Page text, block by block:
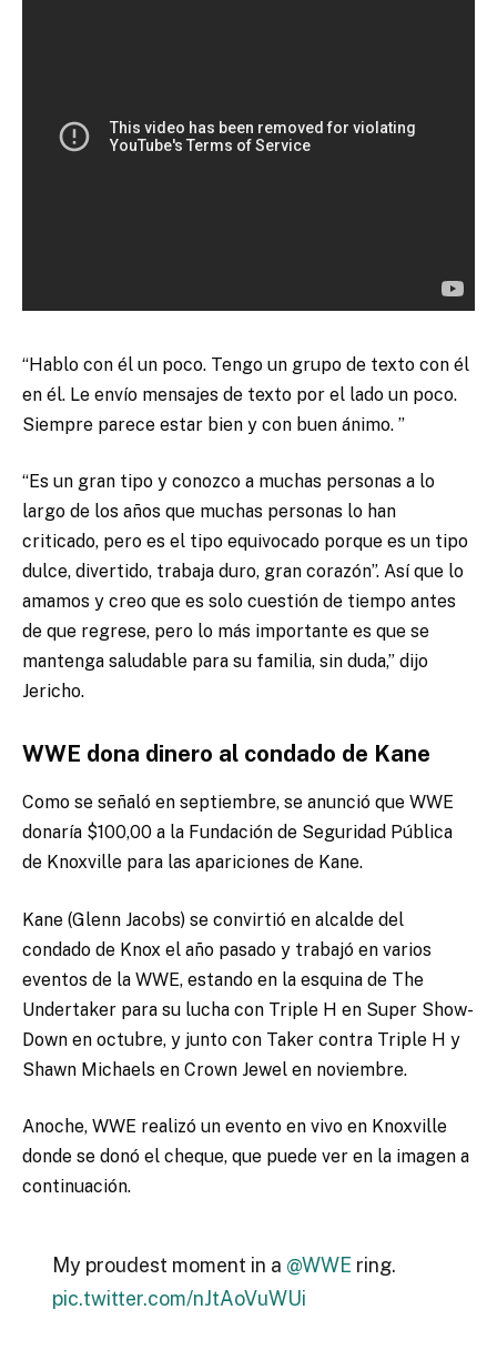
“Hablo con él un poco. Tengo un grupo de texto con él
en él. Le envío mensajes de texto por el lado un poco.
Siempre parece estar bien y con buen ánimo. ”
“Es un gran tipo y conozco a muchas personas a lo
largo de los años que muchas personas lo han
criticado, pero es el tipo equivocado porque es un tipo
dulce, divertido, trabaja duro, gran corazón”. Así que lo
amamos y creo que es solo cuestión de tiempo antes
de que regrese, pero lo más importante es que se
mantenga saludable para su familia, sin duda,” dijo
Jericho.
WWE dona dinero al condado de Kane
Como se señaló en septiembre, se anunció que WWE
donaría $100,00 a la Fundación de Seguridad Pública
de Knoxville para las apariciones de Kane.
Kane (Glenn Jacobs) se convirtió en alcalde del
condado de Knox el año pasado y trabajó en varios
eventos de la WWE, estando en la esquina de The
Undertaker para su lucha con Triple H en Super Show-
Down en octubre, y junto con Taker contra Triple H y
Shawn Michaels en Crown Jewel en noviembre.
Anoche, WWE realizó un evento en vivo en Knoxville
donde se donó el cheque, que puede ver en la imagen a
continuación.
My proudest moment in a @WWE ring.
pic.twitter.com/nJtAoVuWUi